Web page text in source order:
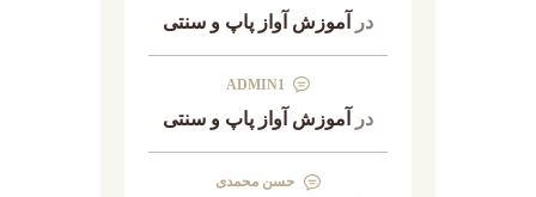
در آموزش آواز پاپ و سنتی
ADMIN1
در آموزش آواز پاپ و سنتی
حسن محمدی